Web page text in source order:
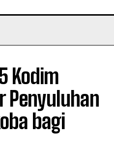
Kodim
Penyuluhan
bagi